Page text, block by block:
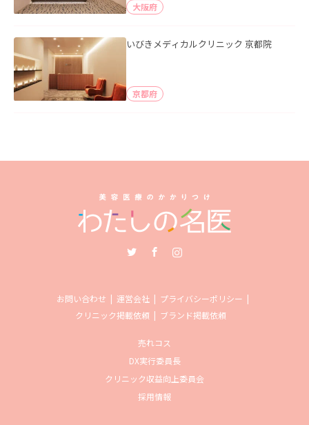
大阪府
いびきメディカルクリニック 京都院
京都府
お問い合わせ 運営会社
プライバシーポリシー
クリニック掲載依頼
ブランド掲載依頼
売れコス
DX実行委員長
クリニック収益向上委員会
採用情報